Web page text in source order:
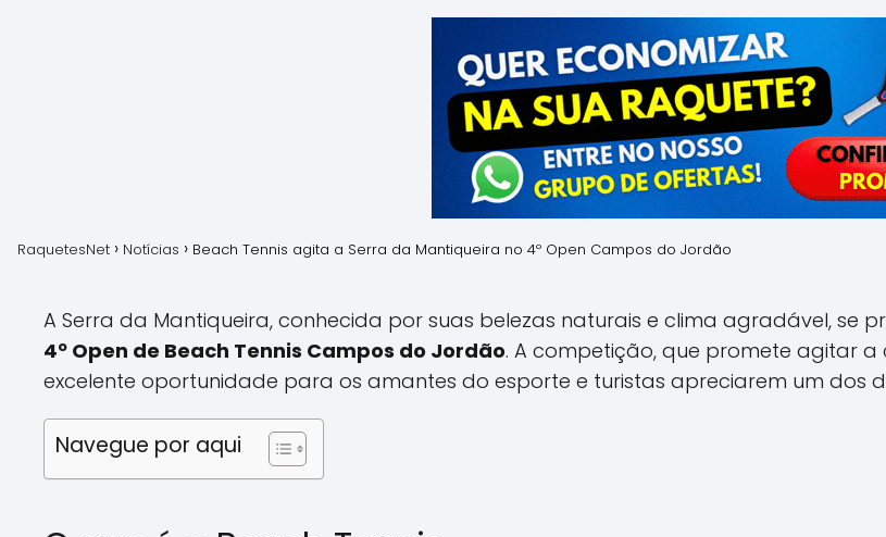
RaquetesNet Notícias Beach Tennis agita a Serra da Mantiqueira no 4º Open Campos do Jordão
A Serra da Mantiqueira, conhecida por suas belezas naturais e clima agradável, se
4º Open de Beach Tennis Campos do Jordão. A competição, que promete agitar
excelente oportunidade para os amantes do esporte e turistas apreciarem um dos
Navegue por aqui